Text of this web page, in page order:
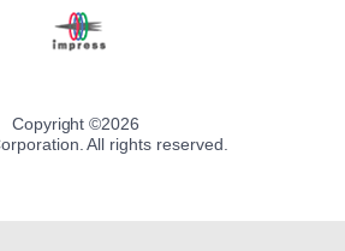
Copyright ©2026
All rights reserved.